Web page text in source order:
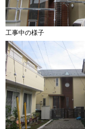
工事中の様子